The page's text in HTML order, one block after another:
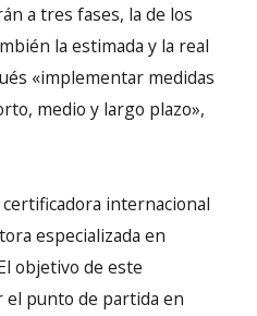
a tres fases, la de los
la estimada y la real
«implementar medidas
medio y largo plazo»,
internacional
especializada en
objetivo de este
el punto de partida en